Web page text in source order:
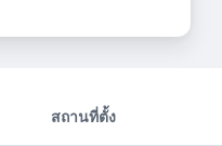
สถานที่ตั้ง